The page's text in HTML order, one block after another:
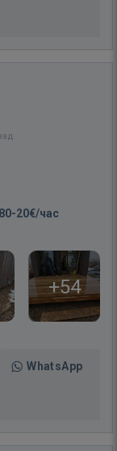
20€/час
+54
WhatsApp